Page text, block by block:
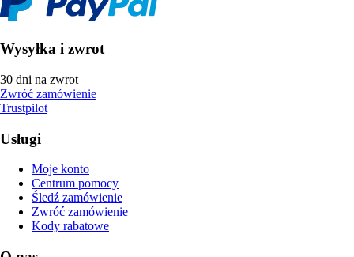
Wysyłka i zwrot
30 dni na zwrot
Zwróć zamówienie
Trustpilot
Usługi
Moje konto
Centrum pomocy
Śledź zamówienie
Zwróć zamówienie
Kody rabatowe